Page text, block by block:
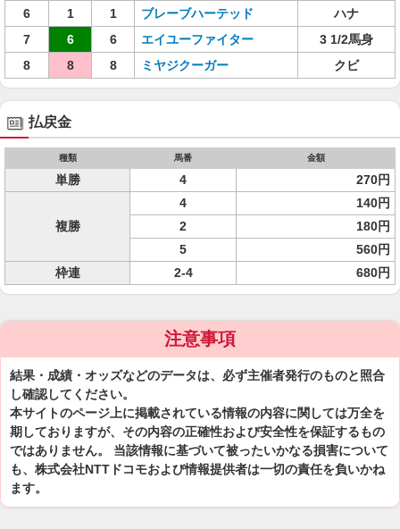
6
1 1 ブレーブハーテッド
ハナ
7
6 6 エイユーファイター
3 1/2馬身
8
8 8 ミヤジクーガー クビ
払戻金
種類 馬番 金額
単勝 4 270円
複勝
4
140円
2
180円
5
560円
枠連
2-4 680円
注意事項
結果・成績・オッズなどのデータは、必ず主催者発行のものと照合
し確認してください。
本サイトのページ上に掲載されている情報の内容に関しては万全を
期しておりますが、その内容の正確性および安全性を保証するもの
ではありません。 当該情報に基づいて被ったいかなる損害について
も、株式会社NTTドコモおよび情報提供者は一切の責任を負いかね
ます。